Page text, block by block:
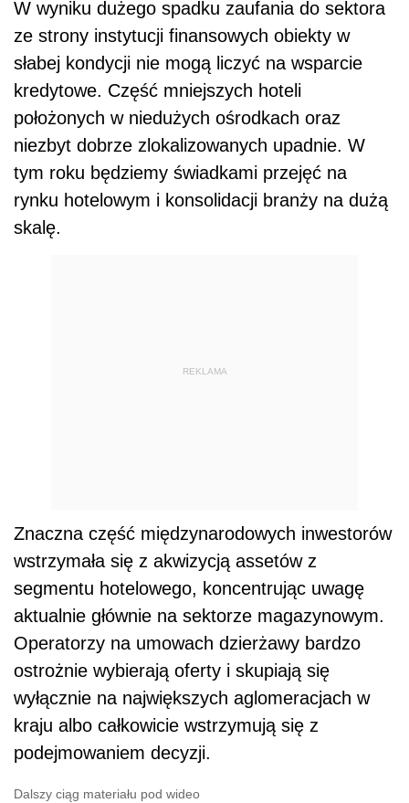
W wyniku dużego spadku zaufania do sektora
ze strony instytucji finansowych obiekty w
słabej kondycji nie mogą liczyć na wsparcie
kredytowe. Część mniejszych hoteli
położonych w niedużych ośrodkach oraz
niezbyt dobrze zlokalizowanych upadnie. W
tym roku będziemy świadkami przejęć na
rynku hotelowym i konsolidacji branży na dużą
skalę.
REKLAMA
Znaczna część międzynarodowych inwestorów
wstrzymała się z akwizycją assetów z
segmentu hotelowego, koncentrując uwagę
aktualnie głównie na sektorze magazynowym.
Operatorzy na umowach dzierżawy bardzo
ostrożnie wybierają oferty i skupiają się
wyłącznie na największych aglomeracjach w
kraju albo całkowicie wstrzymują się z
podejmowaniem decyzji.
Dalszy ciąg materiału pod wideo